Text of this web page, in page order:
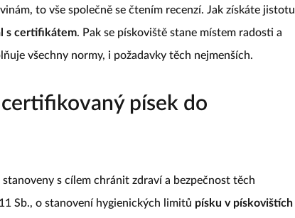
to vše společně se čtením recenzí. Jak získáte jistotu
s certifikátem. Pak se pískoviště stane místem radosti a
všechny normy, i požadavky těch nejmenších.
písek do
s cílem chránit zdraví a bezpečnost těch
Sb., o stanovení hygienických limitů písku v pískovištích